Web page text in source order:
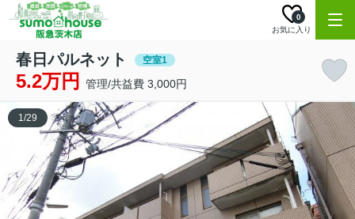
お気に入り
0
春日パルネット 空室1
5.2万円 管理/共益費 3,000円
1/29